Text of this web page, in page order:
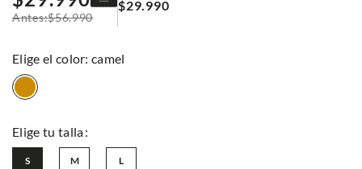
$56.990
$29.990
: camel
L
M
S